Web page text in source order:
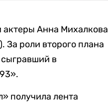
Анна Михалкова
роли второго плана
в
получила лента